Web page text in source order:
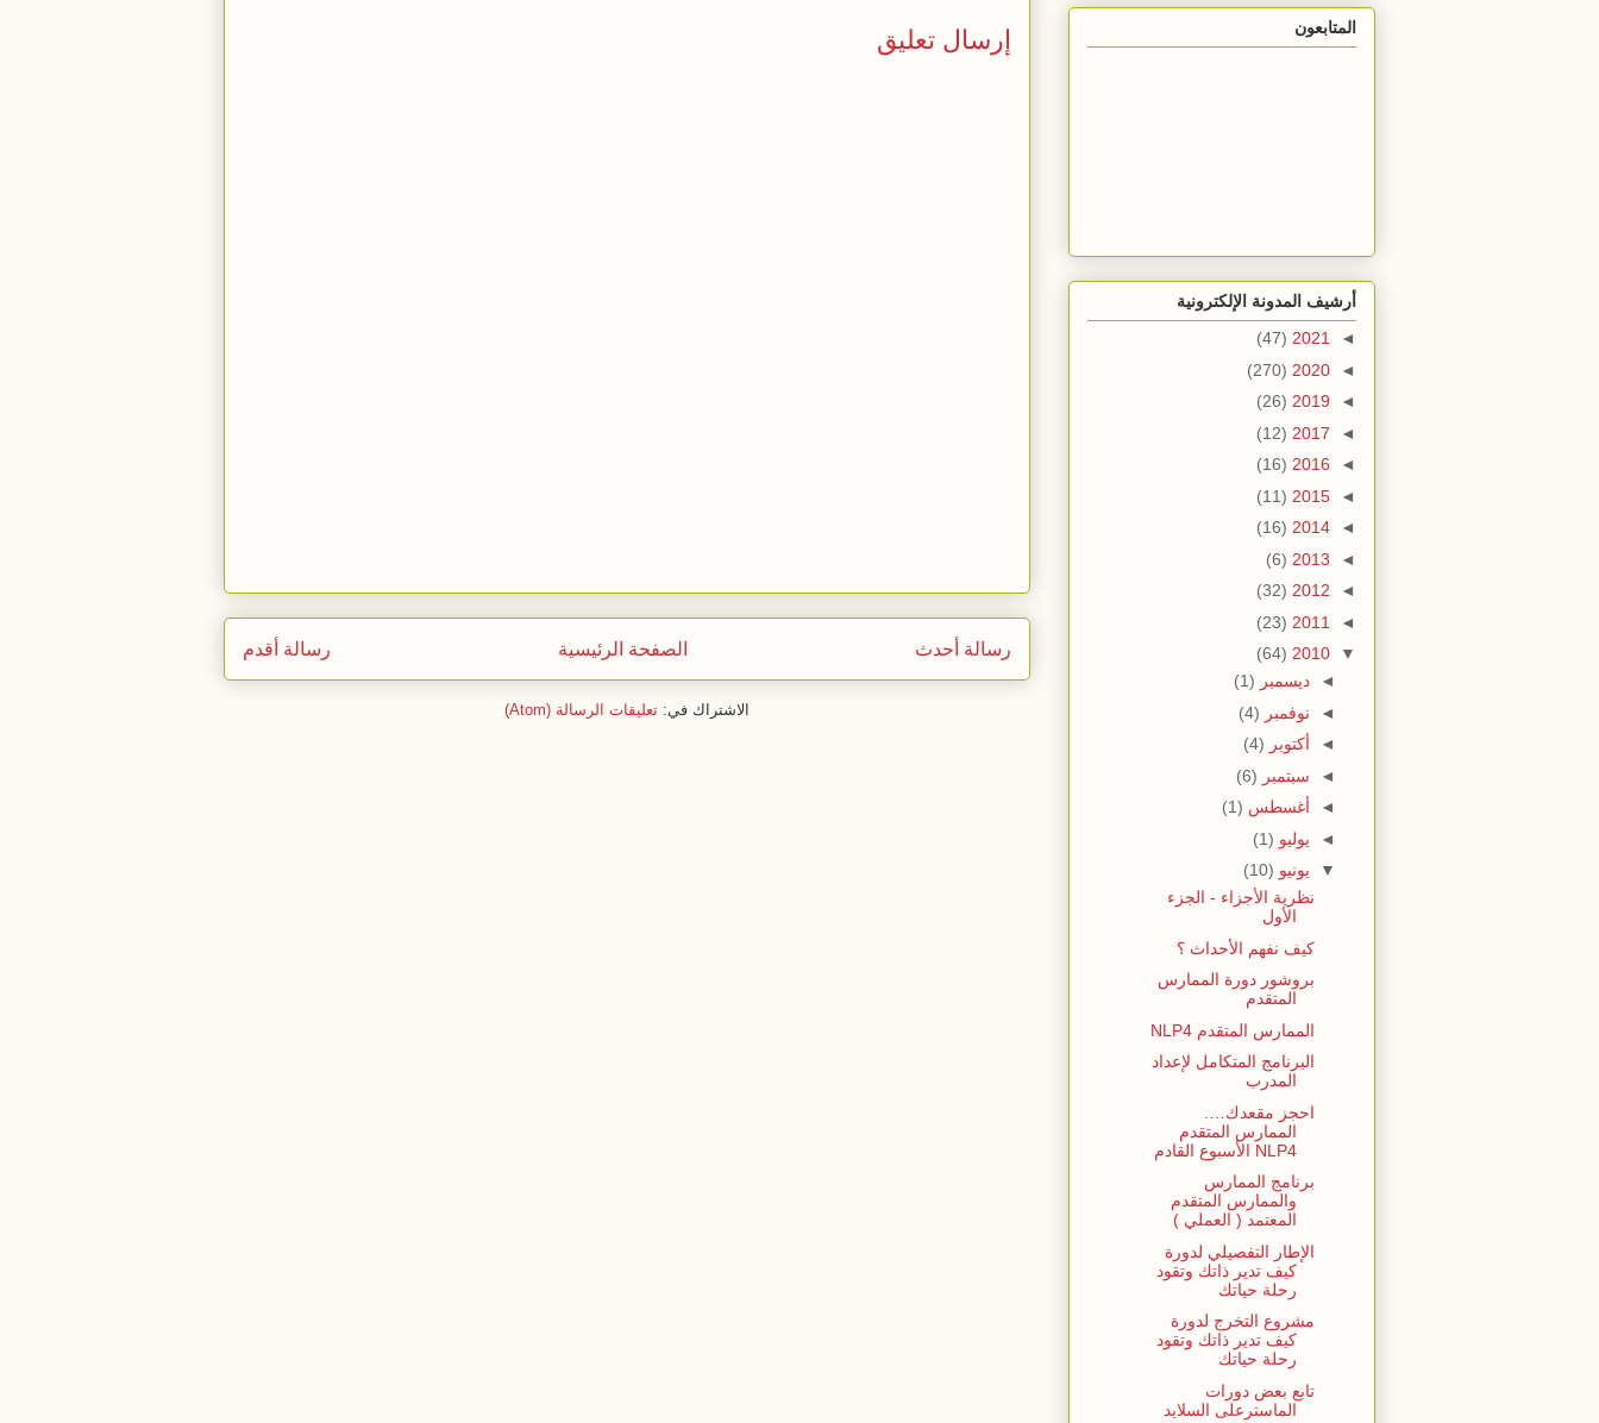
إرسال تعليق
رسالة أحدث رسالة أقدم الصفحة الرئيسية
الاشتراك في: تعليقات الرسالة (Atom)
المتابعون
أرشيف المدونة الإلكترونية
◄
2021
(47)
◄
2020
(270)
◄
2019
(26)
◄
2017
(12)
◄
2016
(16)
◄
2015
(11)
◄
2014
(16)
◄
2013
(6)
◄
2012
(32)
◄
2011
(23)
▼
2010
(64)
◄ ديسمبر (1)
◄ نوفمبر (4)
◄ أكتوبر (4)
◄ سبتمبر (6)
◄ أغسطس (1)
◄ يوليو (1)
▼ يونيو (10)
نظرية الأجزاء - الجزء
الأول
كيف نفهم الأحداث ؟
بروشور دورة الممارس
المتقدم
الممارس المتقدم NLP4
البرنامج المتكامل لإعداد
المدرب
احجز مقعدك….
الممارس المتقدم
NLP4 الأسبوع القادم
برنامج الممارس
والممارس المتقدم
المعتمد ( العملي )
الإطار التفصيلي لدورة
كيف تدير ذاتك وتقود
رحلة حياتك
مشروع التخرج لدورة
كيف تدير ذاتك وتقود
رحلة حياتك
تابع بعض دورات
الماسترعلى السلايد